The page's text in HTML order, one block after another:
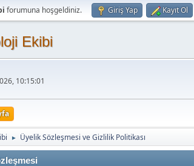
forumuna hoşgeldiniz. Giriş Yap Kayıt Ol
10:15:01
► Üyelik Sözleşmesi ve Gizlilik Politikası